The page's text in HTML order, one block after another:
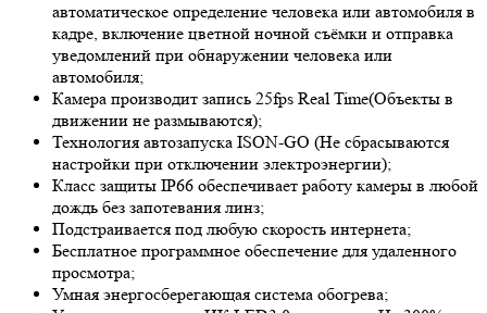
автоматическое определение человека или автомобиля в
кадре, включение цветной ночной съёмки и отправка
уведомлений при обнаружении человека или
автомобиля;
Камера производит запись 25fps Real Time(Объекты в
движении не размываются);
Технология автозапуска ISON-GO (Не сбрасываются
настройки при отключении электроэнергии);
Класс защиты IP66 обеспечивает работу камеры в любой
дождь без запотевания линз;
Подстраивается под любую скорость интернета;
Бесплатное программное обеспечение для удаленного
просмотра;
Умная энергосберегающая система обогрева;